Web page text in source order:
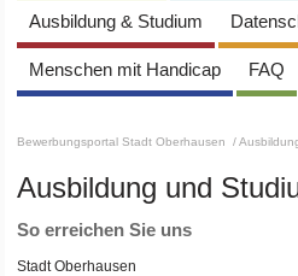
Ausbildung & Studium
Menschen mit Handicap
FAQ
Bewerbungsportal Stadt Oberhausen /
Ausbildung und
So erreichen Sie uns
Stadt Oberhausen